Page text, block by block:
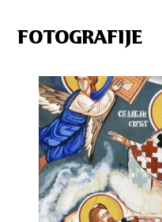
FOTOGRAFIJE